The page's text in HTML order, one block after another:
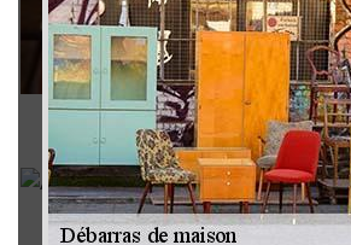
Rachat instrument de
Achat antiquité